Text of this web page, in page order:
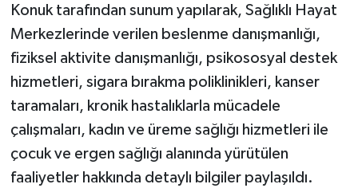
Konuk tarafından sunum yapılarak, Sağlıklı Hayat
Merkezlerinde verilen beslenme danışmanlığı,
fiziksel aktivite danışmanlığı, psikososyal destek
hizmetleri, sigara bırakma poliklinikleri, kanser
taramaları, kronik hastalıklarla mücadele
çalışmaları, kadın ve üreme sağlığı hizmetleri ile
çocuk ve ergen sağlığı alanında yürütülen
faaliyetler hakkında detaylı bilgiler paylaşıldı.